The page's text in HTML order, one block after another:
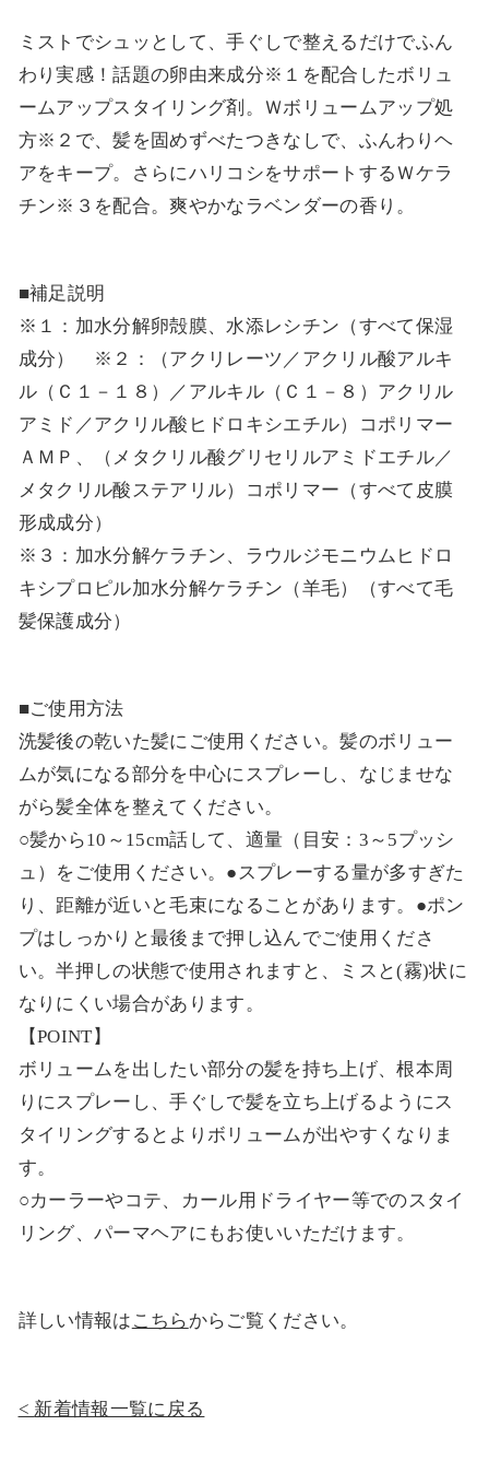
ミストでシュッとして、手ぐしで整えるだけでふん
わり実感！話題の卵由来成分※１を配合したボリュ
ームアップスタイリング剤。Ｗボリュームアップ処
方※２で、髪を固めずべたつきなしで、ふんわりヘ
アをキープ。さらにハリコシをサポートするＷケラ
チン※３を配合。爽やかなラベンダーの香り。
■補足説明
※１：加水分解卵殻膜、水添レシチン（すべて保湿
成分） ※２：（アクリレーツ／アクリル酸アルキ
ル（Ｃ１－１８）／アルキル（Ｃ１－８）アクリル
アミド／アクリル酸ヒドロキシエチル）コポリマー
ＡＭＰ、（メタクリル酸グリセリルアミドエチル／
メタクリル酸ステアリル）コポリマー（すべて皮膜
形成成分）
※３：加水分解ケラチン、ラウルジモニウムヒドロ
キシプロピル加水分解ケラチン（羊毛）（すべて毛
髪保護成分）
■ご使用方法
洗髪後の乾いた髪にご使用ください。髪のボリュー
ムが気になる部分を中心にスプレーし、なじませな
がら髪全体を整えてください。
○髪から10～15cm話して、適量（目安：3～5プッシ
ュ）をご使用ください。●スプレーする量が多すぎた
り、距離が近いと毛束になることがあります。●ポン
プはしっかりと最後まで押し込んでご使用くださ
い。半押しの状態で使用されますと、ミスと(霧)状に
なりにくい場合があります。
【POINT】
ボリュームを出したい部分の髪を持ち上げ、根本周
りにスプレーし、手ぐしで髪を立ち上げるようにス
タイリングするとよりボリュームが出やすくなりま
す。
○カーラーやコテ、カール用ドライヤー等でのスタイ
リング、パーマヘアにもお使いいただけます。
詳しい情報は こちら からご覧ください。
新着情報一覧に戻る